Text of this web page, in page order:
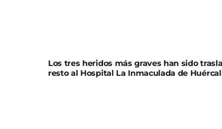
Los tres heridos más graves han sido
resto al Hospital La Inmaculada de